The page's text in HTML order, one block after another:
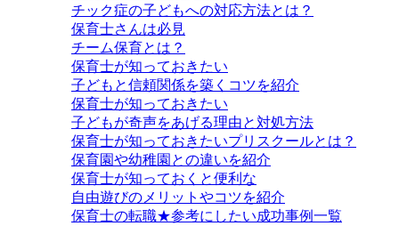
チック症の子どもへの対応方法とは？
保育士さんは必見
チーム保育とは？
保育士が知っておきたい
子どもと信頼関係を築くコツを紹介
保育士が知っておきたい
子どもが奇声をあげる理由と対処方法
保育士が知っておきたいプリスクールとは？
保育園や幼稚園との違いを紹介
保育士が知っておくと便利な
自由遊びのメリットやコツを紹介
保育士の転職★参考にしたい成功事例一覧